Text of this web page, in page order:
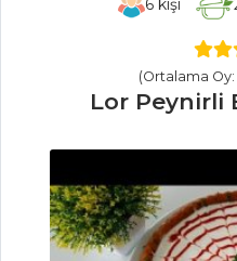
Patatesli Salata
Salatası
Pastırmalı
Patates Salatası
Salatalar Tüm
Tarifleri
6 kişi
(Ortalama
Lor Peynirli